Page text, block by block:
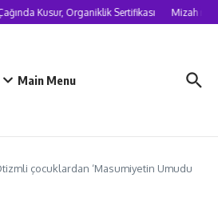
Kusur, Organiklik Sertifikası Mizah
Main Menu
çocuklardan ‘Masumiyetin Umudu